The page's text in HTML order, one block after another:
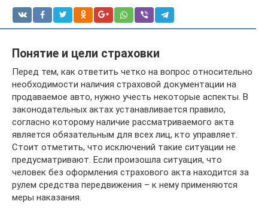
Понятие и цели страховки
Перед тем, как ответить четко на вопрос относительно
необходимости наличия страховой документации на
продаваемое авто, нужно учесть некоторые аспекты. В
законодательных актах устанавливается правило,
согласно которому наличие рассматриваемого акта
является обязательным для всех лиц, кто управляет.
Стоит отметить, что исключений такие ситуации не
предусматривают. Если произошла ситуация, что
человек без оформления страхового акта находится за
рулем средства передвижения – к нему применяются
меры наказания.